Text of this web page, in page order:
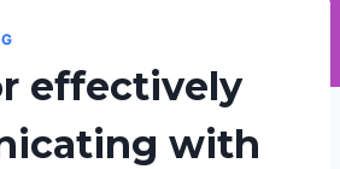
effectively
with